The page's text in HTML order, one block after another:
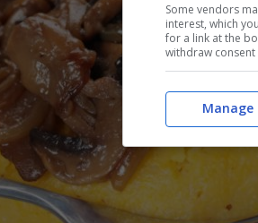
Some vendors
interest, which
for a link at the
withdraw